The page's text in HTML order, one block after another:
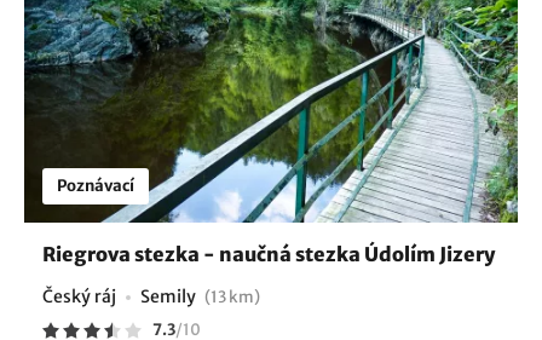
Poznávací
Riegrova stezka - naučná stezka Údolím Jizery
Český ráj Semily (13 km)
7.3/10